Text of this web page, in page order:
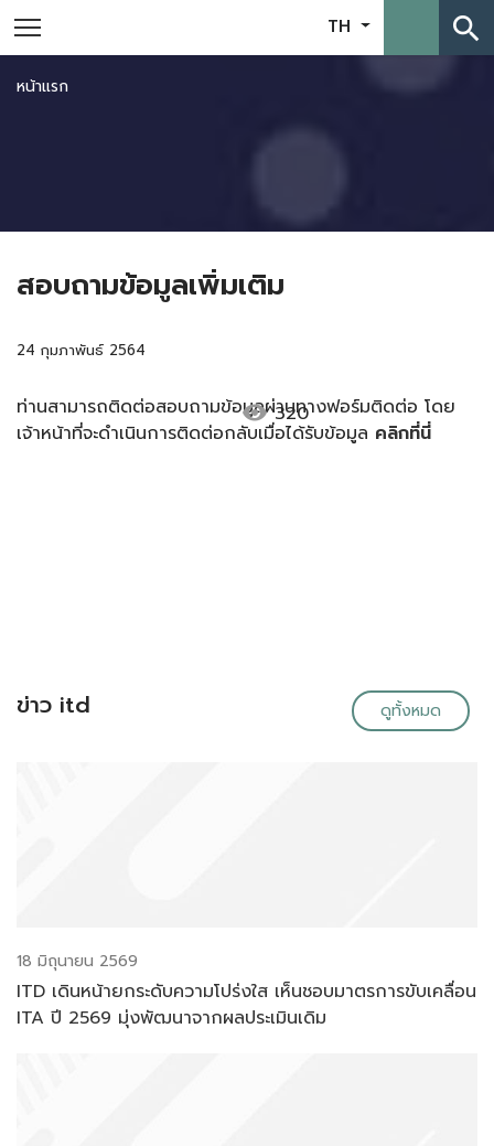
TH search
หน้าแรก
สอบถามข้อมูลเพิ่มเติม
24 กุมภาพันธ์ 2564
visibility320
ท่านสามารถติดต่อสอบถามข้อมูลผ่านทางฟอร์มติดต่อ โดย
เจ้าหน้าที่จะดำเนินการติดต่อกลับเมื่อได้รับข้อมูล คลิกที่นี่
ข่าว itd ดูทั้งหมด
18 มิถุนายน 2569
ITD เดินหน้ายกระดับความโปร่งใส เห็นชอบมาตรการขับเคลื่อน
ITA ปี 2569 มุ่งพัฒนาจากผลประเมินเดิม